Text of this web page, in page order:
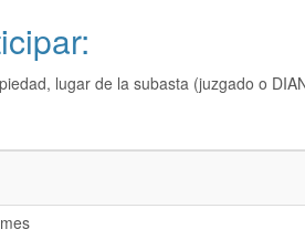
lugar de la subasta (juzgado o